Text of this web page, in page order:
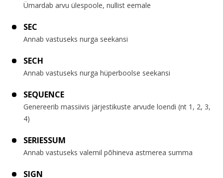
Ümardab arvu ülespoole, nullist eemale
SEC
Annab vastuseks nurga seekansi
SECH
Annab vastuseks nurga hüperboolse seekansi
SEQUENCE
Genereerib massiivis järjestikuste arvude loendi (nt 1, 2, 3,
4)
SERIESSUM
Annab vastuseks valemil põhineva astmerea summa
SIGN